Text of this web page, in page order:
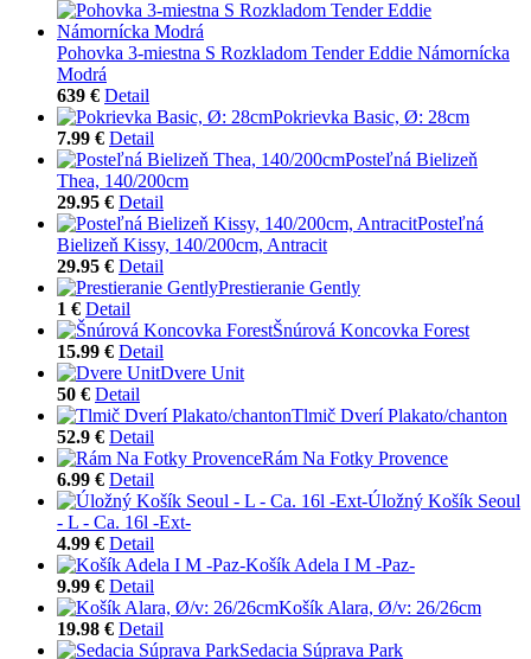
Pohovka 3-miestna S Rozkladom Tender Eddie Námornícka
Modrá
639 € Detail
Pokrievka Basic, Ø: 28cm
7.99 € Detail
Posteľná Bielizeň
Thea, 140/200cm
29.95 € Detail
Posteľná
Bielizeň Kissy, 140/200cm, Antracit
29.95 € Detail
Prestieranie Gently
1 € Detail
Šnúrová Koncovka Forest
15.99 € Detail
Dvere Unit
50 € Detail
Tlmič Dverí Plakato/chanton
52.9 € Detail
Rám Na Fotky Provence
6.99 € Detail
Úložný Košík Seoul
- L - Ca. 16l -Ext-
4.99 € Detail
Košík Adela I M -Paz-
9.99 € Detail
Košík Alara, Ø/v: 26/26cm
19.98 € Detail
Sedacia Súprava Park